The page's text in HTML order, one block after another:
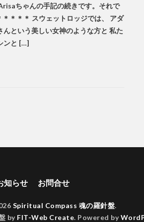
ちゃんの手記の続きです。それで
＊＊＊ スウェットロッジでは、 アダ
んという美しい女神のような方と 私た
ンと […]
知らせ お問合せ
Spiritual Compass 魂の羅針盤.
by FIT-Web Create. Powered by